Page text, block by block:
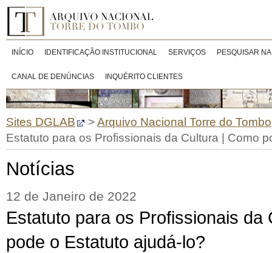
INÍCIO IDENTIFICAÇÃO INSTITUCIONAL SERVIÇOS PESQUISAR
CANAL DE DENÚNCIAS INQUÉRITO CLIENTES
Sites DGLAB >Arquivo Nacional Torre do Tombo
Estatuto para os Profissionais da Cultura | Como
Notícias
12 de Janeiro de 2022
Estatuto para os Profissionais da
pode o Estatuto ajudá-lo?